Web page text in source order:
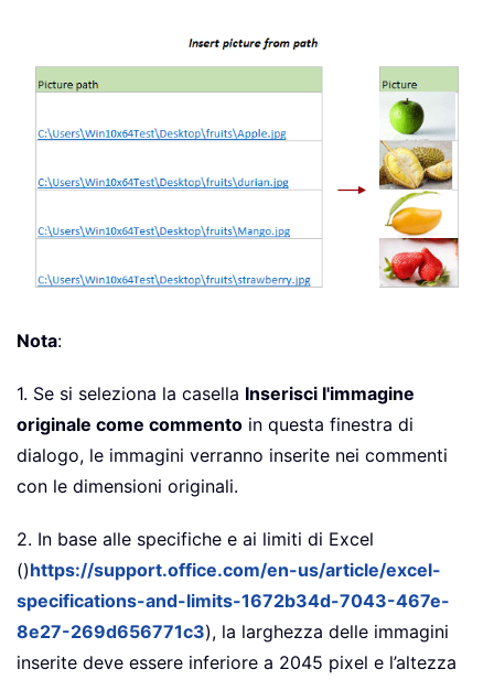
Nota:
1. Se si seleziona la casella Inserisci l'immagine
originale come commento in questa finestra di
dialogo, le immagini verranno inserite nei commenti
con le dimensioni originali.
2. In base alle specifiche e ai limiti di Excel
()https://support.office.com/en-us/article/excel-
specifications-and-limits-1672b34d-7043-467e-
8e27-269d656771c3), la larghezza delle immagini
inserite deve essere inferiore a 2045 pixel e l’altezza